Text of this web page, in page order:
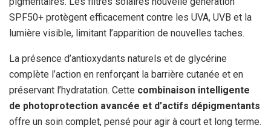
SPF50+ protègent efficacement contre les UVA, UVB et la
lumière visible, limitant l’apparition de nouvelles taches.
La présence d’antioxydants naturels et de glycérine
complète l’action en renforçant la barrière cutanée et en
préservant l’hydratation. Cette combinaison intelligente
de photoprotection avancée et d’actifs dépigmentants
offre un soin complet, pensé pour agir à court et long terme.